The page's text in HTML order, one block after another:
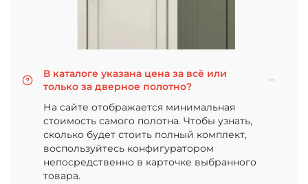
В каталоге указана цена за всё или
только за дверное полотно?
На сайте отображается минимальная
стоимость самого полотна. Чтобы узнать,
сколько будет стоить полный комплект,
воспользуйтесь конфигуратором
непосредственно в карточке выбранного
товара.